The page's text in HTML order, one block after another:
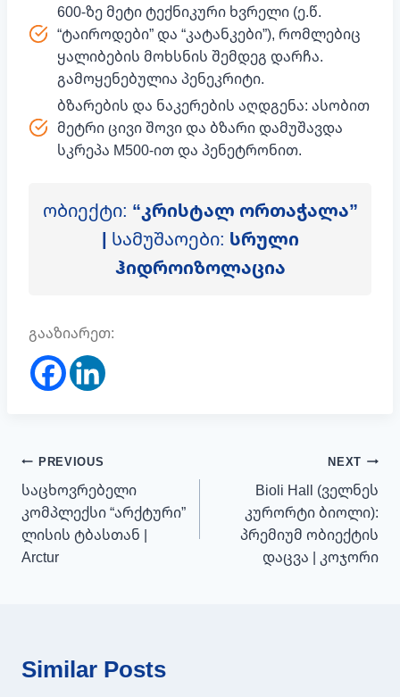
600-ზე მეტი ტექნიკური ხვრელი (ე.წ.
“ტაიროდები” და “კატანკები”), რომლებიც
ყალიბების მოხსნის შემდეგ დარჩა.
გამოყენებულია პენეკრიტი.
ბზარების და ნაკერების აღდგენა: ასობით
მეტრი ცივი შოვი და ბზარი დამუშავდა
სკრეპა M500-ით და პენეტრონით.
ობიექტი: “კრისტალ ორთაჭალა”
| სამუშაოები: სრული
ჰიდროიზოლაცია
გააზიარეთ:
პოსტის
ნავიგაცია
PREVIOUS
საცხოვრებელი
კომპლექსი “არქტური”
ლისის ტბასთან |
Arctur
NEXT
Bioli Hall (ველნეს
კურორტი ბიოლი):
პრემიუმ ობიექტის
დაცვა | კოჯორი
Similar Posts